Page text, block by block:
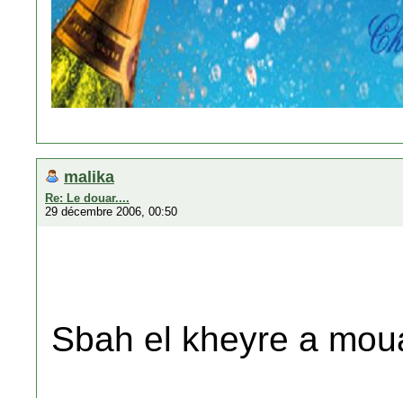
malika
Re: Le douar....
29 décembre 2006, 00:50
Sbah el kheyre a